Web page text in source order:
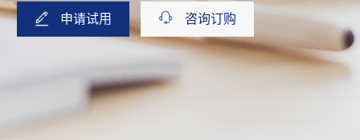
咨询订购
申请试用